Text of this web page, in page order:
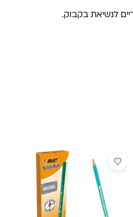
לנשיאת בקבוק.
מבצע